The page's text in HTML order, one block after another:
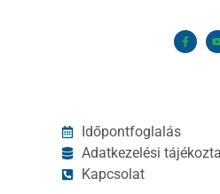
Időpontfoglalás
Adatkezelési
Kapcsolat